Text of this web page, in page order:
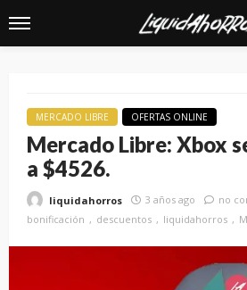
MERCADO LIBRE OFERTAS ONLINE
Mercado Libre: Xbox
a $4526.
liquidahorros 3 años ago
no
bonificación
descuentos liquidahorros